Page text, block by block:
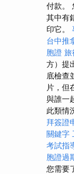
付款。
其中有
印它。
台中推
胞證 旅
方）提
底檢查
片，但
與誰一
此類情
拜簽證
關鍵字
考試指
胞證過
您需要